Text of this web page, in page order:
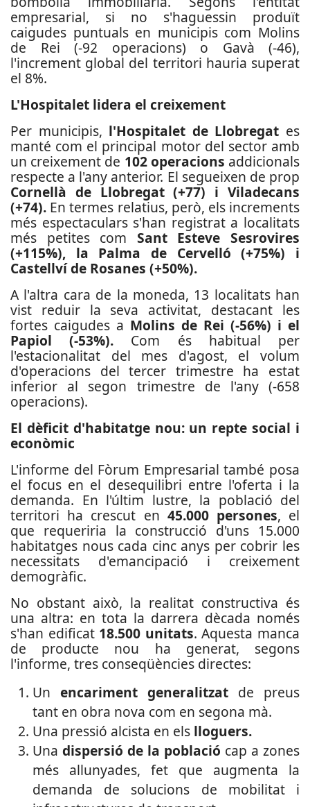
empresarial, si no s'haguessin produït
caigudes puntuals en municipis com Molins
de Rei (-92 operacions) o Gavà (-46),
l'increment global del territori hauria superat
el 8%.
L'Hospitalet lidera el creixement
Per municipis, l'Hospitalet de Llobregat es
manté com el principal motor del sector amb
un creixement de 102 operacions addicionals
respecte a l'any anterior. El segueixen de prop
Cornellà de Llobregat (+77) i Viladecans
(+74). En termes relatius, però, els increments
més espectaculars s'han registrat a localitats
més petites com Sant Esteve Sesrovires
(+115%), la Palma de Cervelló (+75%) i
Castellví de Rosanes (+50%).
A l'altra cara de la moneda, 13 localitats han
vist reduir la seva activitat, destacant les
fortes caigudes a Molins de Rei (-56%) i el
Papiol (-53%). Com és habitual per
l'estacionalitat del mes d'agost, el volum
d'operacions del tercer trimestre ha estat
inferior al segon trimestre de l'any (-658
operacions).
El dèficit d'habitatge nou: un repte social i
econòmic
L'informe del Fòrum Empresarial també posa
el focus en el desequilibri entre l'oferta i la
demanda. En l'últim lustre, la població del
territori ha crescut en 45.000 persones, el
que requeriria la construcció d'uns 15.000
habitatges nous cada cinc anys per cobrir les
necessitats d'emancipació i creixement
demogràfic.
No obstant això, la realitat constructiva és
una altra: en tota la darrera dècada només
s'han edificat 18.500 unitats. Aquesta manca
de producte nou ha generat, segons
l'informe, tres conseqüències directes:
Un encariment generalitzat de preus
tant en obra nova com en segona mà.
Una pressió alcista en els lloguers.
Una dispersió de la població cap a zones
més allunyades, fet que augmenta la
demanda de solucions de mobilitat i